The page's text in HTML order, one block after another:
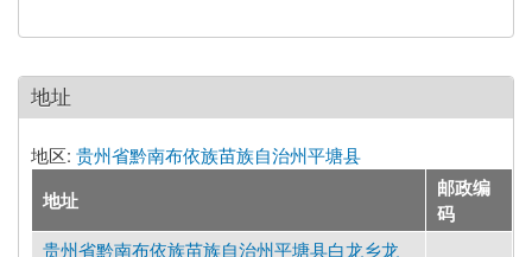
地址
地区: 贵州省黔南布依族苗族自治州平塘县
地址
邮政编
码
贵州省黔南布依族苗族自治州平塘县白龙乡龙